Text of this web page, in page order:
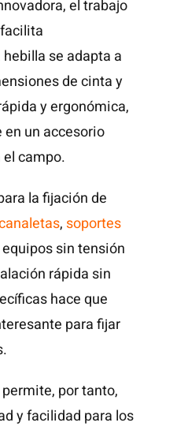
el trabajo
se adapta a
de cinta y
y ergonómica,
en un accesorio
campo.
la fijación de
, soportes
sin tensión
rápida sin
hace que
para fijar
por tanto,
y facilidad para los